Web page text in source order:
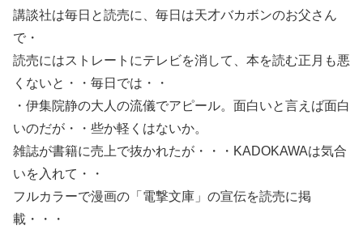
講談社は毎日と読売に、毎日は天才バカボンのお父さん
で・
読売にはストレートにテレビを消して、本を読む正月も悪
くないと・・毎日では・・
・伊集院静の大人の流儀でアピール。面白いと言えば面白
いのだが・・些か軽くはないか。
雑誌が書籍に売上で抜かれたが・・・KADOKAWAは気合
いを入れて・・
フルカラーで漫画の「電撃文庫」の宣伝を読売に掲
載・・・